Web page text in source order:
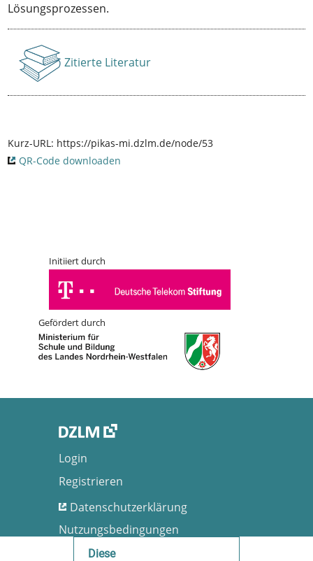
Lösungsprozessen.
Anzeigen
Zitierte Literatur
Kurz-URL: https://pikas-mi.dzlm.de/node/53
QR-Code downloaden
Initiiert durch
Gefördert durch
Login
Registrieren
Datenschutzerklärung
Nutzungsbedingungen
Barrierefreiheit
Diese